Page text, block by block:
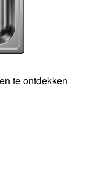
te ontdekken